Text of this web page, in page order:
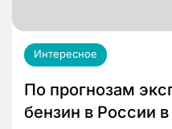
Интересное
По прогнозам
бензин в России